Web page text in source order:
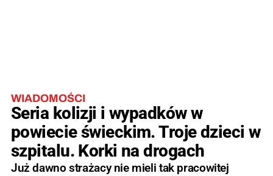
WIADOMOŚCI
Seria kolizji i wypadków w
powiecie świeckim. Troje dzieci w
szpitalu. Korki na drogach
Już dawno strażacy nie mieli tak pracowitej